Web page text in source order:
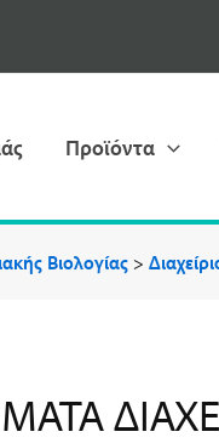
Προϊόντα
Βιολογίας >